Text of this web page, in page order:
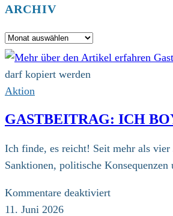
ARCHIV
Archiv
darf kopiert werden
Aktion
GASTBEITRAG: ICH
Ich finde, es reicht! Seit mehr als
Sanktionen, politische
Kommentare deaktiviertfür
11. Juni 2026